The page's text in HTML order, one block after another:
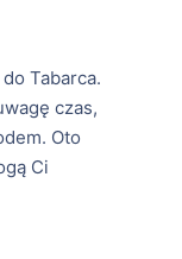
Tabarca.
czas,
Oto
Ci